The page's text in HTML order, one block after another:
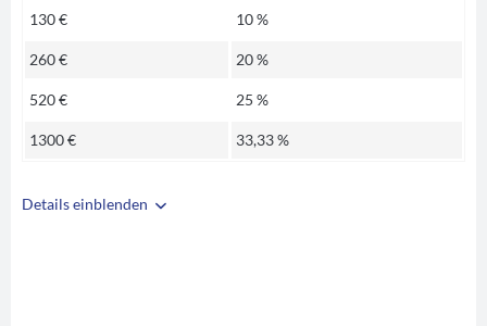
Details einblenden
130 €
10 %
260 € 20 %
520 € 25 %
1300 € 33,33 %